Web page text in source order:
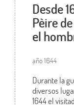
Desde
Pèire
el
año 1644
Durante la
diversos
1644 el